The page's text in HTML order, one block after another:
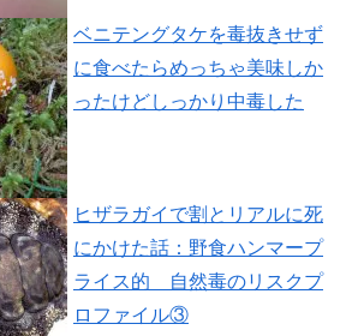
ベニテングタケを毒抜きせず
に食べたらめっちゃ美味しか
ったけどしっかり中毒した
ヒザラガイで割とリアルに死
にかけた話：野食ハンマープ
ライス的 自然毒のリスクプ
ロファイル③